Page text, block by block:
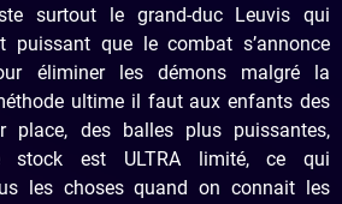
surtout le grand-duc Leuvis qui
puissant que le combat s’annonce
éliminer les démons malgré la
ultime il faut aux enfants des
place, des balles plus puissantes,
stock est ULTRA limité, ce qui
les choses quand on connait les